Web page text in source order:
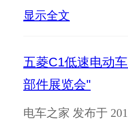
显示全文
五菱C1低速电动
部件展览会"
电车之家 发布于